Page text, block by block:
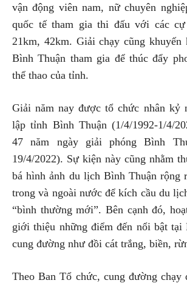
vận động viên nam, nữ chuyên
quốc tế tham gia thi đấu với các
21km, 42km. Giải chạy cũng khuyến
Bình Thuận tham gia để thúc đẩy
thể thao của tỉnh.
Giải năm nay được tổ chức nhân kỷ
lập tỉnh Bình Thuận (1/4/1992-1/4/
47 năm ngày giải phóng Bình
19/4/2022). Sự kiện này cũng nhằm
bá hình ảnh du lịch Bình Thuận rộng
trong và ngoài nước để kích cầu du
“bình thường mới”. Bên cạnh đó,
giới thiệu những điểm đến nổi bật tại
cung đường như đồi cát trắng, biền,
Theo Ban Tổ chức, cung đường